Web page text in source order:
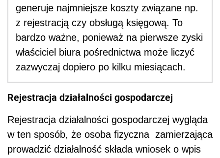
generuje najmniejsze koszty związane np.
z rejestracją czy obsługą księgową. To
bardzo ważne, ponieważ na pierwsze zyski
właściciel biura pośrednictwa może liczyć
zazwyczaj dopiero po kilku miesiącach.
Rejestracja działalności gospodarczej
Rejestracja działalności gospodarczej wygląda
w ten sposób, że osoba fizyczna zamierzająca
prowadzić działalność składa wniosek o wpis